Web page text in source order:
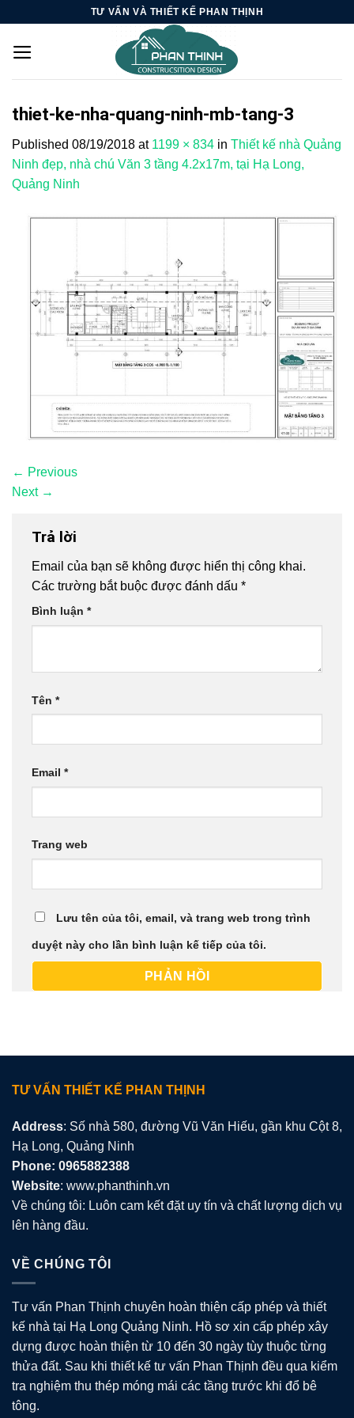
content
TƯ VẤN VÀ THIẾT KẾ PHAN THỊNH
thiet-ke-nha-quang-ninh-mb-tang-3
Published 08/19/2018 at 1199 × 834 in Thiết kế nhà Quảng
Ninh đẹp, nhà chú Văn 3 tầng 4.2x17m, tại Hạ Long,
Quảng Ninh
← Previous
Next →
Trả lời
Email của bạn sẽ không được hiển thị công khai.
Các trường bắt buộc được đánh dấu *
Bình luận *
Tên *
Email *
Trang web
Lưu tên của tôi, email, và trang web trong trình
duyệt này cho lần bình luận kế tiếp của tôi.
TƯ VẤN THIẾT KẾ PHAN THỊNH
Address: Số nhà 580, đường Vũ Văn Hiếu, gần khu Cột 8,
Hạ Long, Quảng Ninh
Phone: 0965882388
Website: www.phanthinh.vn
Về chúng tôi: Luôn cam kết đặt uy tín và chất lượng dịch vụ
lên hàng đầu.
VỀ CHÚNG TÔI
Tư vấn Phan Thịnh chuyên hoàn thiện cấp phép và thiết
kế nhà tại Hạ Long Quảng Ninh. Hồ sơ xin cấp phép xây
dựng được hoàn thiện từ 10 đến 30 ngày tùy thuộc từng
thửa đất. Sau khi thiết kế tư vấn Phan Thịnh đều qua kiểm
tra nghiệm thu thép móng mái các tầng trước khi đổ bê
tông.